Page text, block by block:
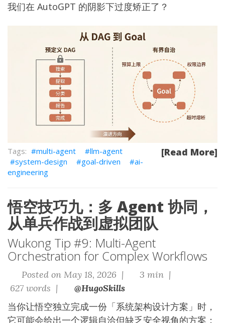
我们在 AutoGPT 的阴影下过度矫正了？
[Read More]
multi-agent
llm-agent
system-design
goal-driven
ai-
engineering
悟空技巧九：多 Agent 协同，
从单兵作战到虚拟团队
Wukong Tip #9: Multi-Agent
Orchestration for Complex Workflows
Posted on May 18, 2026 |
3 min |
627 words |
@HugoSkills
当你让悟空独立完成一份「系统架构设计方案」时，
它可能会给出一个逻辑自洽但缺乏安全视角的方案；